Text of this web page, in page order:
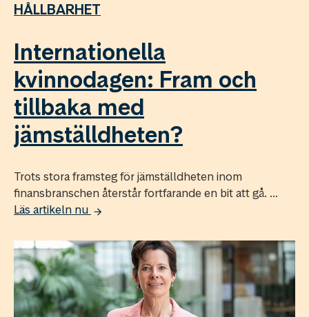
HÅLLBARHET
Internationella
kvinnodagen: Fram och
tillbaka med
jämställdheten?
Trots stora framsteg för jämställdheten inom
finansbranschen återstår fortfarande en bit att gå. ...
Läs artikeln nu